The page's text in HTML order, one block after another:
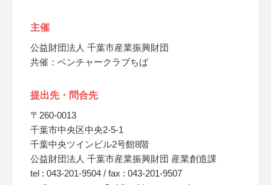
主催
公益財団法人 千葉市産業振興財団
共催：ベンチャークラブちば
提出先・問合先
〒260-0013
千葉市中央区中央2-5-1
千葉中央ツインビル2号館8階
公益財団法人 千葉市産業振興財団 産業創造課
tel : 043-201-9504 / fax : 043-201-9507